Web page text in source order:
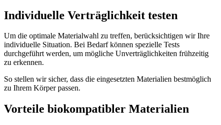
Individuelle Verträglichkeit testen
Um die optimale Materialwahl zu treffen, berücksichtigen wir Ihre
individuelle Situation. Bei Bedarf können spezielle Tests
durchgeführt werden, um mögliche Unverträglichkeiten frühzeitig
zu erkennen.
So stellen wir sicher, dass die eingesetzten Materialien bestmöglich
zu Ihrem Körper passen.
Vorteile biokompatibler Materialien